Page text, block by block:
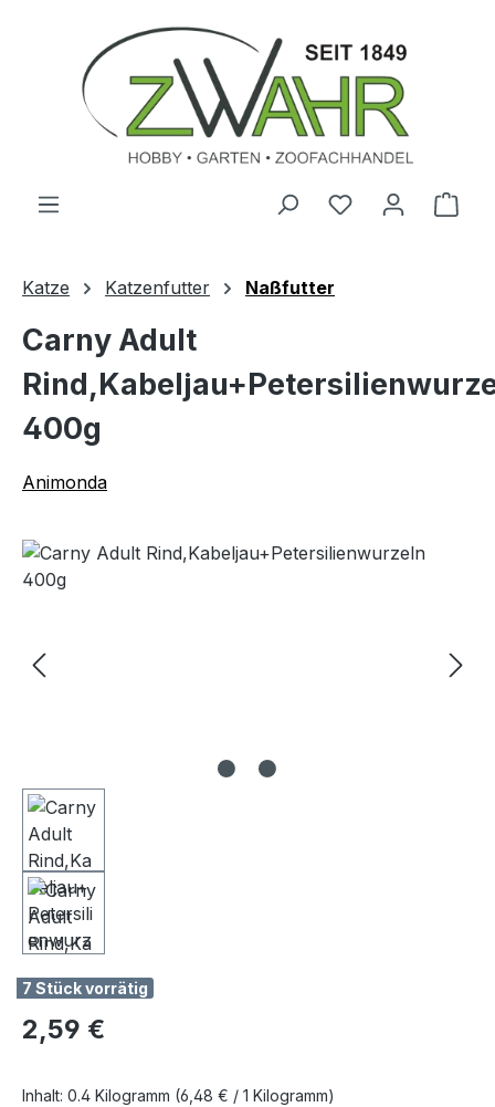
Zum Hauptinhalt springen
Katze Katzenfutter Naßfutter
Carny Adult
400g
Animonda
Bildergalerie überspringen
7 Stück vorrätig
Regulärer Preis:
2,59 €
Inhalt: 0.4 Kilogramm (6,48 € / 1 Kilogramm)